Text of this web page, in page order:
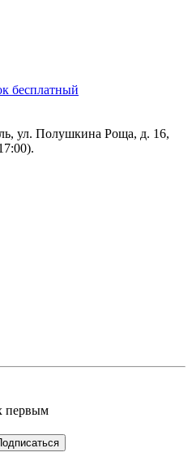
бесплатный
ул. Полушкина Роща, д. 16,
первым